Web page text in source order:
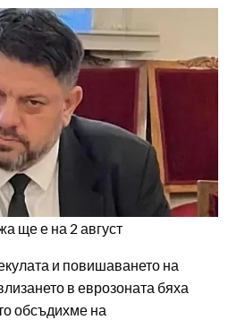
ще е на 2 август
и повишаването на
в еврозоната бяха
обсъдихме на